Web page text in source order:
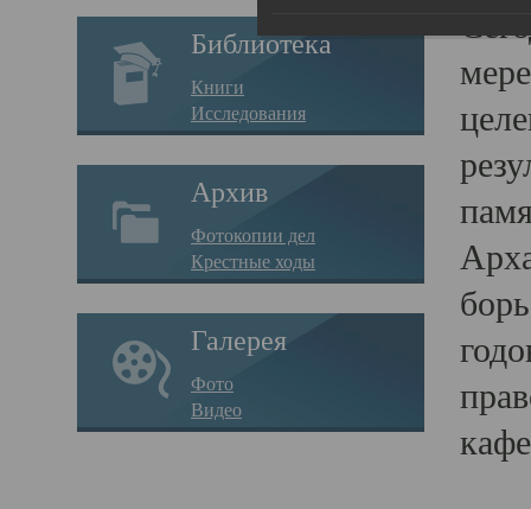
Библиотека
Книги
Исследования
Архив
Фотокопии дел
Крестные ходы
Галерея
Фото
Видео